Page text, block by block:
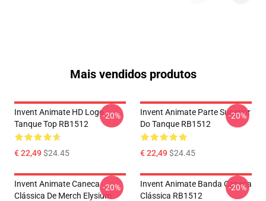
Mais vendidos produtos
Invent Animate HD Logo
Tanque Top RB1512
€ 22,49$24.45
-20%
Invent Animate Parte Superior
Do Tanque RB1512
€ 22,49$24.45
-20%
Invent Animate Caneca
Clássica De Merch Elysium
-20%
Invent Animate Banda Caneca
Clássica RB1512
-20%